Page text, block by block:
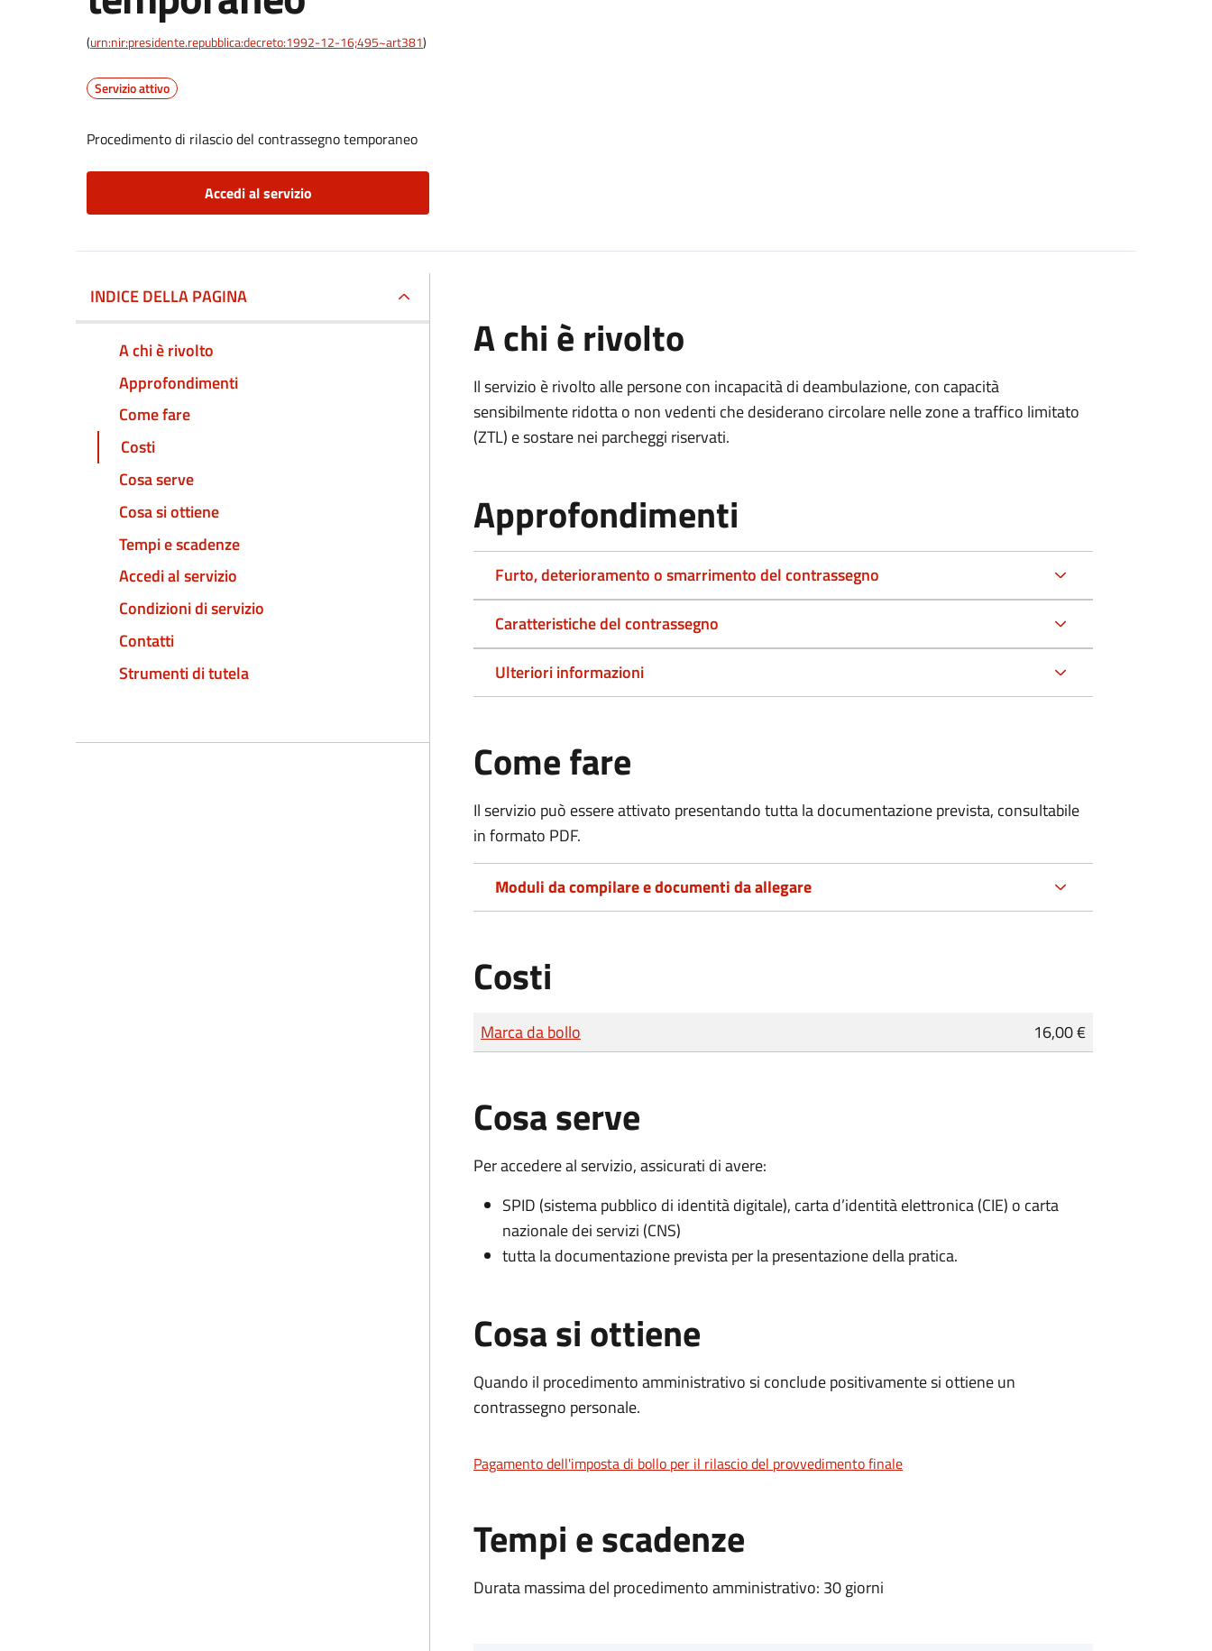
(urn:nir:presidente.repubblica:decreto:1992-12-16;495~art381)
Servizio attivo
Procedimento di rilascio del contrassegno temporaneo
Accedi al servizio
INDICE DELLA PAGINA
A chi è rivolto
Approfondimenti
Come fare
Costi
Cosa serve
Cosa si ottiene
Tempi e scadenze
Accedi al servizio
Condizioni di servizio
Contatti
Strumenti di tutela
A chi è rivolto
Il servizio è rivolto alle persone con incapacità di deambulazione, con capacità
sensibilmente ridotta o non vedenti che desiderano circolare nelle zone a traffico limitato
(ZTL) e sostare nei parcheggi riservati.
Approfondimenti
Furto, deterioramento o smarrimento del contrassegno
Caratteristiche del contrassegno
Ulteriori informazioni
Come fare
Il servizio può essere attivato presentando tutta la documentazione prevista, consultabile
in formato PDF.
Moduli da compilare e documenti da allegare
Costi
Tipo di pagamento
Importo
Marca da bollo 16,00 €
Cosa serve
Per accedere al servizio, assicurati di avere:
SPID (sistema pubblico di identità digitale), carta d’identità elettronica (CIE) o carta
nazionale dei servizi (CNS)
tutta la documentazione prevista per la presentazione della pratica.
Cosa si ottiene
Quando il procedimento amministrativo si conclude positivamente si ottiene un
contrassegno personale.
Pagamento dell'imposta di bollo per il rilascio del provvedimento finale
Tempi e scadenze
Durata massima del procedimento amministrativo: 30 giorni